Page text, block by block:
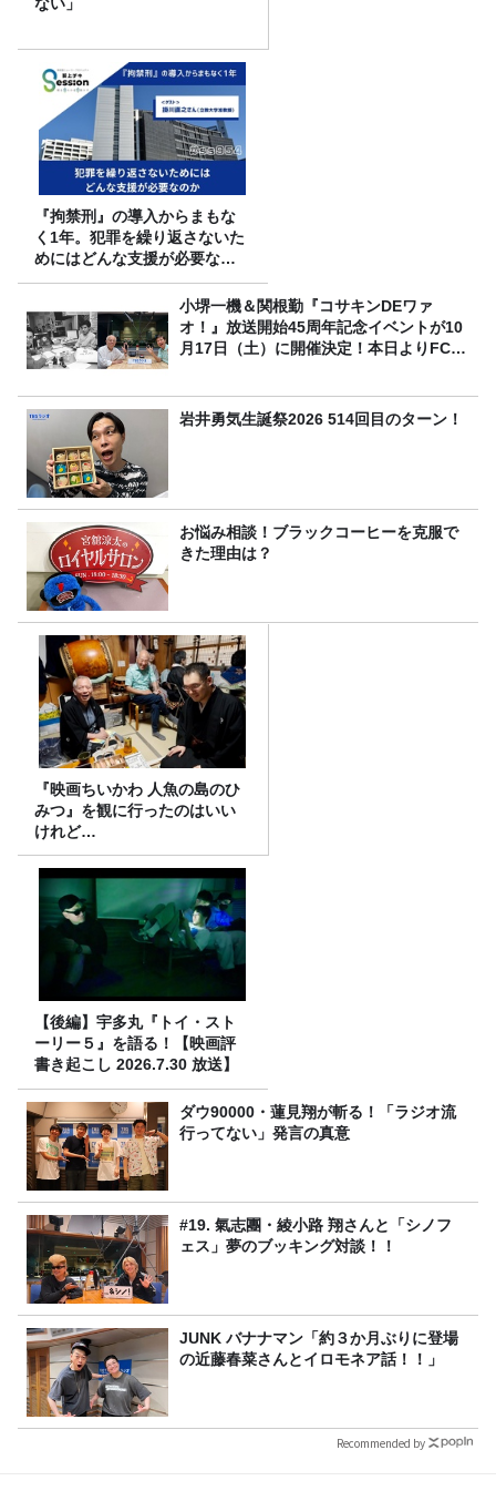
『拘禁刑』の導入からまもな
く1年。犯罪を繰り返さないた
めにはどんな支援が必要なの
か
小堺一機＆関根勤『コサキンDEワァ
オ！』放送開始45周年記念イベントが10
月17日（土）に開催決定！本日よりFC先
岩井勇気生誕祭2026 514回目のターン！
お悩み相談！ブラックコーヒーを克服で
きた理由は？
『映画ちいかわ 人魚の島のひ
みつ』を観に行ったのはいい
けれど…
【後編】宇多丸『トイ・スト
ーリー５』を語る！【映画評
書き起こし 2026.7.30 放送】
ダウ90000・蓮見翔が斬る！「ラジオ流
行ってない」発言の真意
#19. 氣志團・綾小路 翔さんと「シノフ
ェス」夢のブッキング対談！！
JUNK バナナマン「約３か月ぶりに登場
の近藤春菜さんとイロモネア話！！」
Recommended by